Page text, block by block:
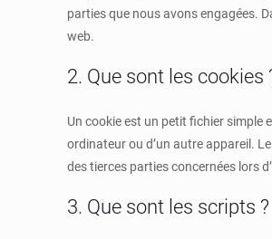
parties que nous avons engagées.
web.
2. Que sont les cookies
Un cookie est un petit fichier simple
ordinateur ou d’un autre appareil.
des tierces parties concernées lors
3. Que sont les scripts ?